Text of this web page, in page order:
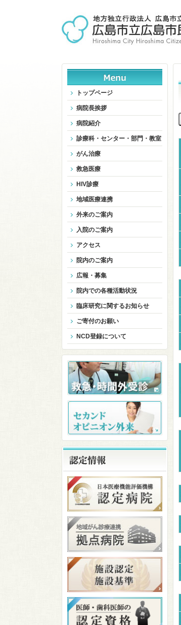
トップページ
病院長挨拶
病院紹介
診療科・センター・部門・教室
がん治療
救急医療
HIV診療
地域医療連携
外来のご案内
入院のご案内
アクセス
院内のご案内
広報・募集
院内での各種活動状況
臨床研究に関するお知らせ
ご寄付のお願い
NCD登録について